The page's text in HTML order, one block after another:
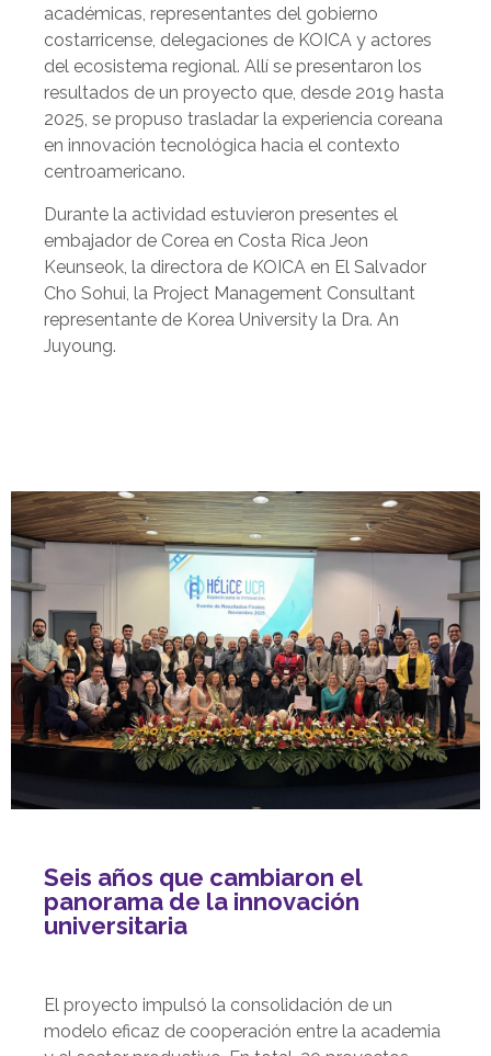
académicas, representantes del gobierno
costarricense, delegaciones de KOICA y actores
del ecosistema regional. Allí se presentaron los
resultados de un proyecto que, desde 2019 hasta
2025, se propuso trasladar la experiencia coreana
en innovación tecnológica hacia el contexto
centroamericano.
Durante la actividad estuvieron presentes el
embajador de Corea en Costa Rica Jeon
Keunseok, la directora de KOICA en El Salvador
Cho Sohui, la Project Management Consultant
representante de Korea University la Dra. An
Juyoung.
Seis años que cambiaron el
panorama de la innovación
universitaria
El proyecto impulsó la consolidación de un
modelo eficaz de cooperación entre la academia